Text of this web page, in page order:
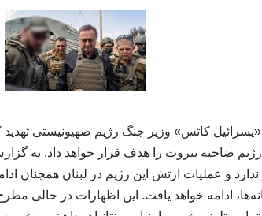
«یسرائیل کاتس» وزیر جنگ رژیم صهیونیستی
ضاحیه بیروت را هدف قرار خواهد داد. به
و عملیات ارتش این رژیم در لبنان همچنان
ادامه خواهد یافت. این اظهارات در حالی